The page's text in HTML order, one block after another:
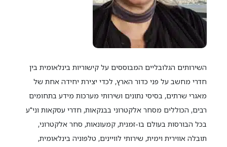
השירותים הגלובליים המבוססים על קישוריות בינלאומית בין
חדרי מחשב על פני כדור הארץ, לכדי יצירת יחידה אחת של
מאגרי שרתים, בסיסי נתונים ושירותי מערכות מידע בתחומים
רבים, הכוללים מסחר אלקטרוני בבנקאות, חדרי עסקאות וני"ע
בכל הבורסות בעולם בו-זמנית, קמעונאות, סחר אלקטרוני,
תובלה אווירית וימית, שירותי לוויינים, טלפוניה בינלאומית,